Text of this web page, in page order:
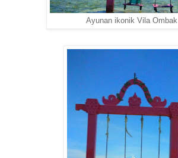
Ayunan ikonik Vila Ombak